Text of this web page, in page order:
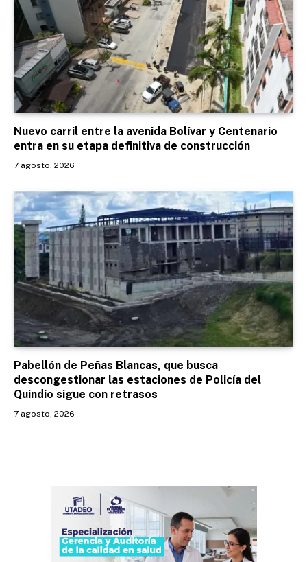
Nuevo carril entre la avenida Bolívar y Centenario
entra en su etapa definitiva de construcción
7 agosto, 2026
Pabellón de Peñas Blancas, que busca
descongestionar las estaciones de Policía del
Quindío sigue con retrasos
7 agosto, 2026